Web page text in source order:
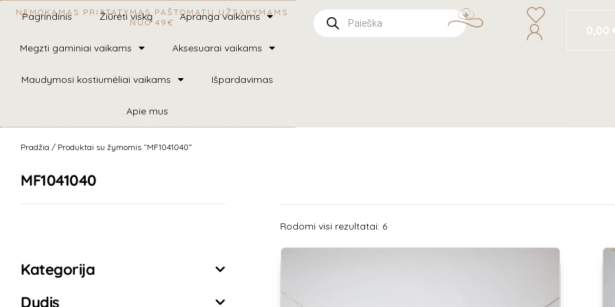
NEMOKAMAS PRISTATYMAS PAŠTOMATU UŽSAKYMAMS
NUO 49€
0,00
Pagrindinis Žiūrėti viską Apranga vaikams
Megzti gaminiai vaikams Aksesuarai vaikams
Maudymosi kostiumėliai vaikams Išpardavimas
Apie mus
Pradžia / Produktai su žymomis “MF1041040”
MF1041040
Kategorija
Dydis
Rodomi visi rezultatai: 6